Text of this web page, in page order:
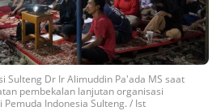
Sulteng Dr Ir Alimuddin Pa'ada MS saat
pembekalan lanjutan organisasi
Indonesia Sulteng. / Ist